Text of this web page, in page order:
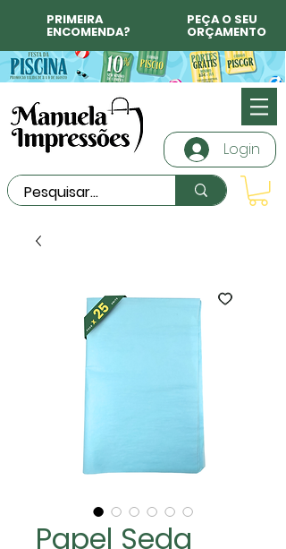
PRIMEIRA
ENCOMENDA?
PEÇA O SEU
ORÇAMENTO
Login
Papel Seda